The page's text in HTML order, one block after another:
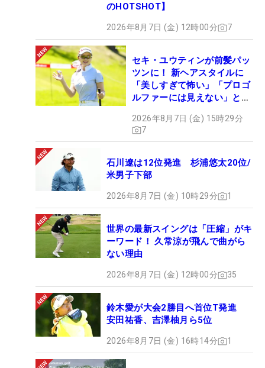
のHOTSHOT】
2026年8月7日 (金) 12時00分 7
セキ・ユウティンが前髪パッ
ツンに！ 新ヘアスタイルに
「美しすぎて怖い」「プロゴ
ルファーには見えない」とコ
2026年8月7日 (金) 15時29分
7
石川遼は12位発進 杉浦悠太20位/
米男子下部
2026年8月7日 (金) 10時29分 1
世界の最新スイングは「圧縮」がキ
ーワード！ 久常涼が飛んで曲がら
ない理由
2026年8月7日 (金) 12時00分 35
鈴木愛が大会2勝目へ首位T発進
安田祐香、吉澤柚月ら5位
2026年8月7日 (金) 16時14分 1